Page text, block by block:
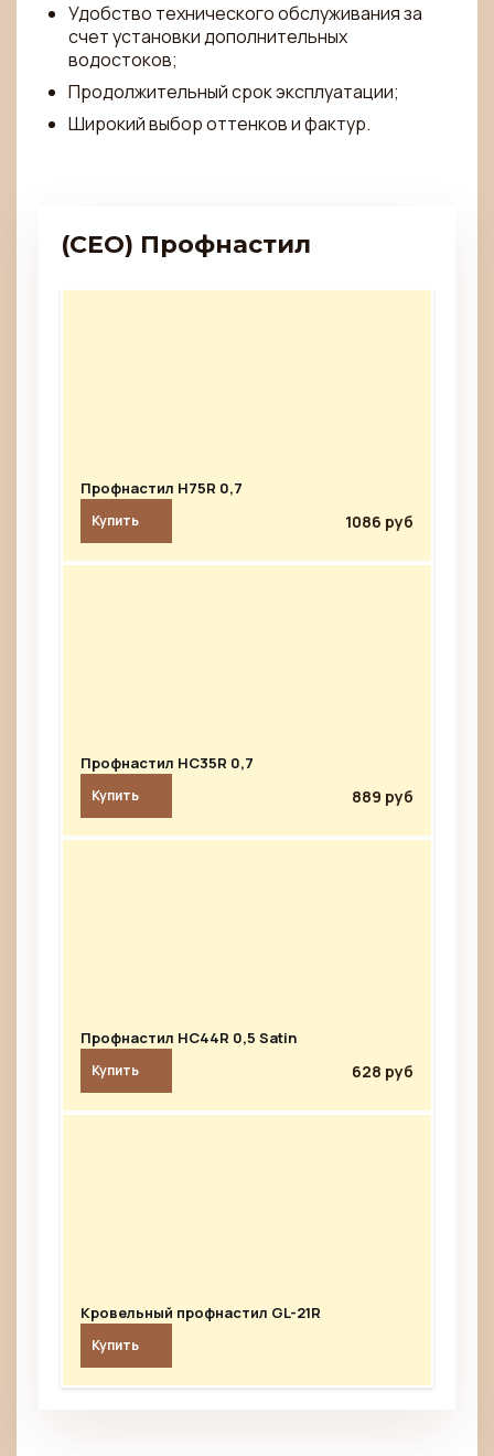
Удобство технического обслуживания за
счет установки дополнительных
водостоков;
Продолжительный срок эксплуатации;
Широкий выбор оттенков и фактур.
(CEO) Профнастил
Профнастил Н75R 0,7
Купить 1086 руб
Профнастил HC35R 0,7
Купить 889 руб
Профнастил HC44R 0,5 Satin
Купить 628 руб
Кровельный профнастил GL-21R
Купить